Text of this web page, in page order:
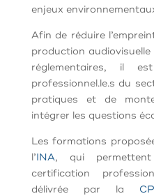
enjeux
Afin de réduire
production
réglementaires, il
professionnel.le.s du
pratiques et de
intégrer les questions
Les formations
l’INA, qui permettent
certification
délivrée par la